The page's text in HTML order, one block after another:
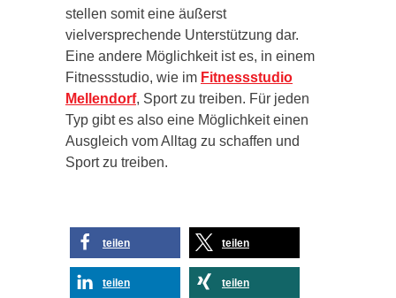
stellen somit eine äußerst
vielversprechende Unterstützung dar.
Eine andere Möglichkeit ist es, in einem
Fitnessstudio, wie im Fitnessstudio
Mellendorf, Sport zu treiben. Für jeden
Typ gibt es also eine Möglichkeit einen
Ausgleich vom Alltag zu schaffen und
Sport zu treiben.
teilen teilen
teilen teilen